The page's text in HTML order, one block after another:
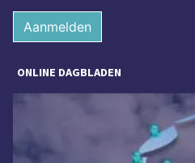
Aanmelden
ONLINE DAGBLADEN